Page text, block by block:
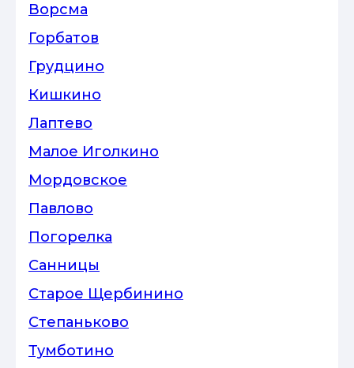
Ворсма
Горбатов
Грудцино
Кишкино
Лаптево
Малое Иголкино
Мордовское
Павлово
Погорелка
Санницы
Старое Щербинино
Степаньково
Тумботино